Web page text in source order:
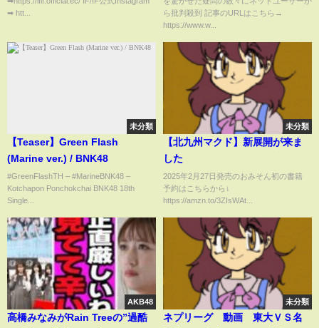
➡︎ htt...
殺到 (5/18)
ら批判殺到 記事のURLはこちら→
https://www.w...
未分類
【Teaser】Green Flash
(Marine ver.) / BNK48
#GreenFlashTH – #MarineBNK48 –
Kotchapon Ponchokchai BNK48 18th
Single...
未分類
【北九州マクド】新展開が来ま
した
2025年2月27日発売のおみそん初の書籍
予約はこちらから↓
https://amzn.to/3ZIsWAt...
AKB48
高橋みなみがRain Treeの”過酷
未分類
ネプリーグ 動画 東大ＶＳ名